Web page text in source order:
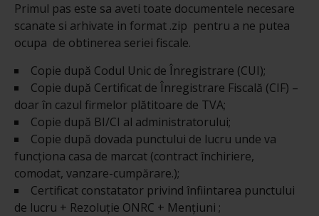
Primul pas este sa aveti toate documentele necesare
scanate si arhivate in format .zip pentru a ne putea
ocupa de obtinerea seriei fiscale.
Copie după Codul Unic de Înregistrare (CUI);
Copie după Certificat de Înregistrare Fiscală (CIF) –
doar în cazul firmelor plătitoare de TVA;
Copie după BI/CI al administratorului;
Copie după dovada punctului de lucru unde va
funcționa casa de marcat (contract închiriere,
comodat, vanzare-cumpărare.);
Certificat constatator privind înfiintarea punctului
de lucru + Rezoluție ONRC + Mențiuni ;